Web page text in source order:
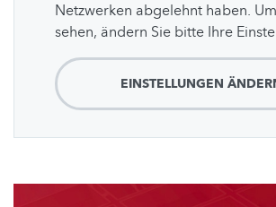
Netzwerken abgelehnt haben.
sehen, ändern Sie bitte Ihre
EINSTELLUNGEN